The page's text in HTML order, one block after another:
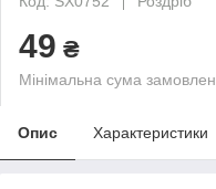
49 ₴
Мінімальна сума
Опис Характеристики